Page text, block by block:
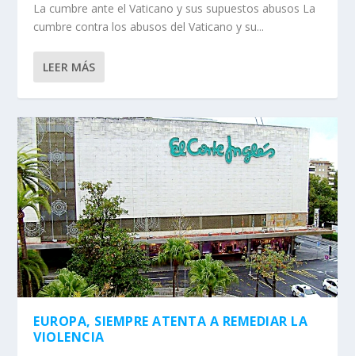
La cumbre ante el Vaticano y sus supuestos abusos La
cumbre contra los abusos del Vaticano y su...
LEER MÁS
EUROPA, SIEMPRE ATENTA A REMEDIAR LA
VIOLENCIA